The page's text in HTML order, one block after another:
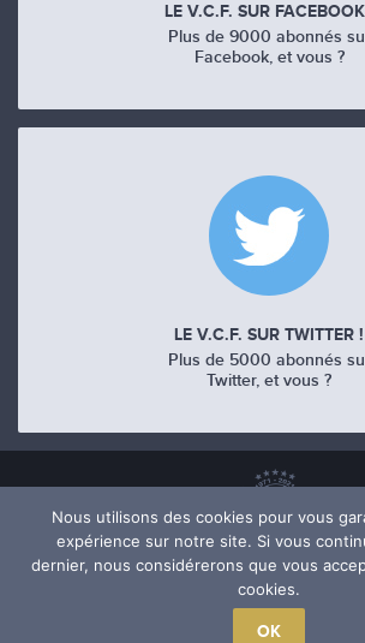
LE V.C.F. SUR
Plus de 9000 abonnés
Facebook, et vous ?
LE V.C.F. SUR TWITTER !
Plus de 5000 abonnés
Twitter, et vous ?
Nous utilisons des cookies pour vous
expérience sur notre site. Si vous
dernier, nous considérerons que vous
cookies.
OK